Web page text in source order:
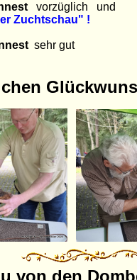
vorzüglich und
Zuchtschau" !
sehr gut
von den